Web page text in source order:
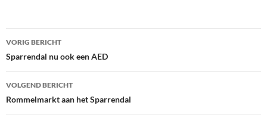
Bericht
navigatie
VORIG BERICHT
Sparrendal nu ook een AED
VOLGEND BERICHT
Rommelmarkt aan het Sparrendal